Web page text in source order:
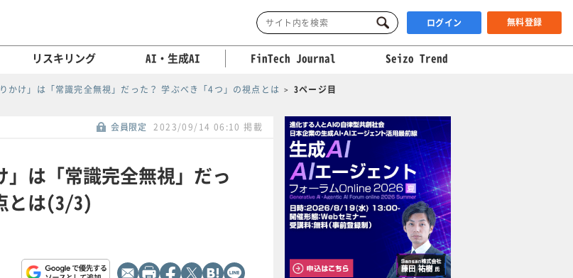
ログイン 無料登録
リスキリング AI・生成AI FinTech Journal Seizo Trend
かけ」は「常識完全無視」だった？ 学ぶべき「4つ」の視点とは 3ページ目
会員限定 2023/09/14 06:10 掲載
は「常識完全無視」だっ
とは(3/3)